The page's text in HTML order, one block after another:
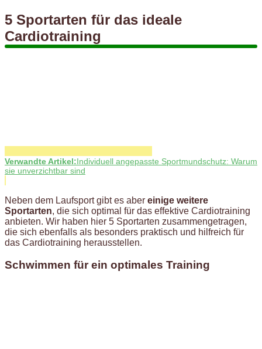
5 Sportarten für das ideale
Cardiotraining
Verwandte Artikel:Individuell angepasste Sportmundschutz: Warum
sie unverzichtbar sind
Neben dem Laufsport gibt es aber einige weitere
Sportarten, die sich optimal für das effektive Cardiotraining
anbieten. Wir haben hier 5 Sportarten zusammengetragen,
die sich ebenfalls als besonders praktisch und hilfreich für
das Cardiotraining herausstellen.
Schwimmen für ein optimales Training